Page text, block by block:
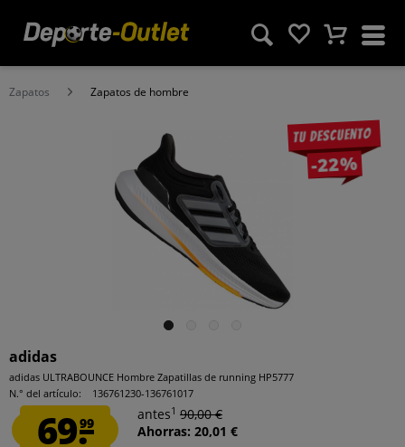
Zapatos Zapatos de hombre
Tu descuento
-22%
adidas
adidas ULTRABOUNCE Hombre Zapatillas de running HP5777
N.° del artículo:
136761230-136761017
69.99
antes1 90,00 €
Ahorras: 20,01 €